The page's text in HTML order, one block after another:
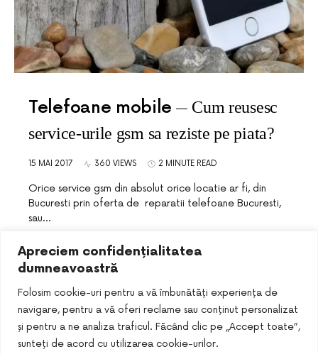
Apreciem confidențialitatea
dumneavoastră
Folosim cookie-uri pentru a vă îmbunătăți experiența de
navigare, pentru a vă oferi reclame sau conținut personalizat
și pentru a ne analiza traficul. Făcând clic pe „Accept toate”,
sunteți de acord cu utilizarea cookie-urilor.
Telefoane mobile
Cum reusesc
service-urile gsm sa reziste pe piata?
15 MAI 2017 360 VIEWS 2 MINUTE READ
Orice service gsm din absolut orice locatie ar fi, din
Bucuresti prin oferta de reparatii telefoane Bucuresti,
sau…